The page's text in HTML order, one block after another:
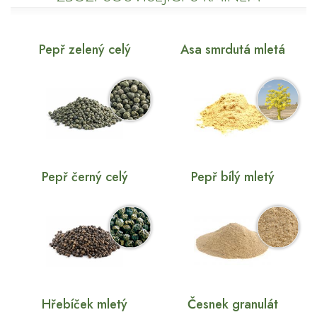
Pepř zelený celý Asa smrdutá mletá
Pepř černý celý Pepř bílý mletý
Hřebíček mletý Česnek granulát